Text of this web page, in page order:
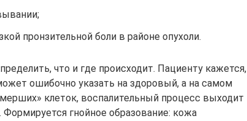
пронзительной боли в районе опухоли.
что и где происходит. Пациенту кажется,
ошибочно указать на здоровый, а на самом
клеток, воспалительный процесс выходит
гнойное образование: кожа